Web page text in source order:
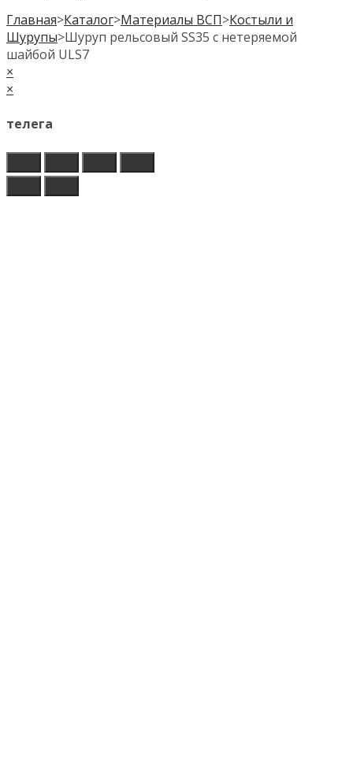
Главная>Каталог>Материалы ВСП>Костыли и
Шурупы>Шуруп рельсовый SS35 с нетеряемой
шайбой ULS7
×
×
телега